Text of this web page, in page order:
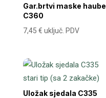
Gar.brtvi maske haube
C360
7,45 € uključ. PDV
Uložak sjedala C335